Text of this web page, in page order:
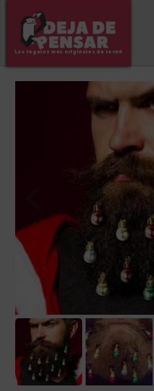
Los regalos más originales de la red